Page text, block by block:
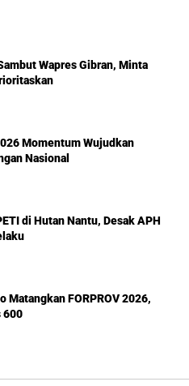
Wapres Gibran, Minta
Momentum Wujudkan
Nasional
di Hutan Nantu, Desak APH
Matangkan FORPROV 2026,
600